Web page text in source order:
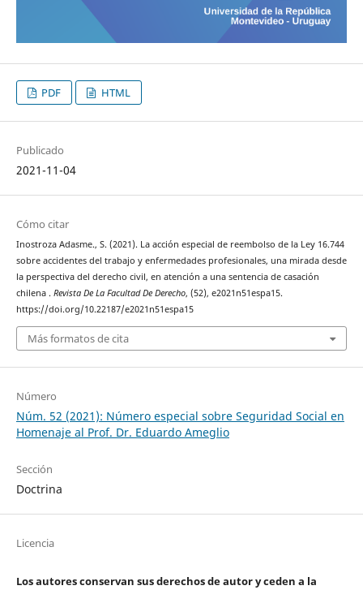
PDF HTML
Publicado
2021-11-04
Cómo citar
Inostroza Adasme., S. (2021). La acción especial de reembolso de la Ley 16.744
sobre accidentes del trabajo y enfermedades profesionales, una mirada desde
la perspectiva del derecho civil, en atención a una sentencia de casación
chilena . Revista De La Facultad De Derecho, (52), e2021n51espa15.
https://doi.org/10.22187/e2021n51espa15
Más formatos de cita
Número
Núm. 52 (2021): Número especial sobre Seguridad Social en
Homenaje al Prof. Dr. Eduardo Ameglio
Sección
Doctrina
Licencia
Los autores conservan sus derechos de autor y ceden a la